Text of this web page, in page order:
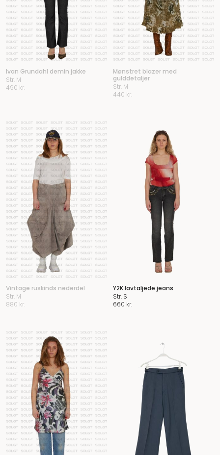
Ivan Grundahl demin jakke
Str. M
490 kr.
Mønstret blazer med
gulddetaljer
Str. M
440 kr.
Vintage ruskinds nederdel
Str. M
880 kr.
Y2K lavtaljede jeans
Str. S
660 kr.